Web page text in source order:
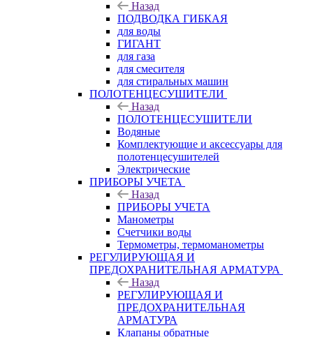
Назад
ПОДВОДКА ГИБКАЯ
для воды
ГИГАНТ
для газа
для смесителя
для стиральных машин
ПОЛОТЕНЦЕСУШИТЕЛИ
Назад
ПОЛОТЕНЦЕСУШИТЕЛИ
Водяные
Комплектующие и аксессуары для
полотенцесушителей
Электрические
ПРИБОРЫ УЧЕТА
Назад
ПРИБОРЫ УЧЕТА
Манометры
Счетчики воды
Термометры, термоманометры
РЕГУЛИРУЮЩАЯ И
ПРЕДОХРАНИТЕЛЬНАЯ АРМАТУРА
Назад
РЕГУЛИРУЮЩАЯ И
ПРЕДОХРАНИТЕЛЬНАЯ
АРМАТУРА
Клапаны обратные